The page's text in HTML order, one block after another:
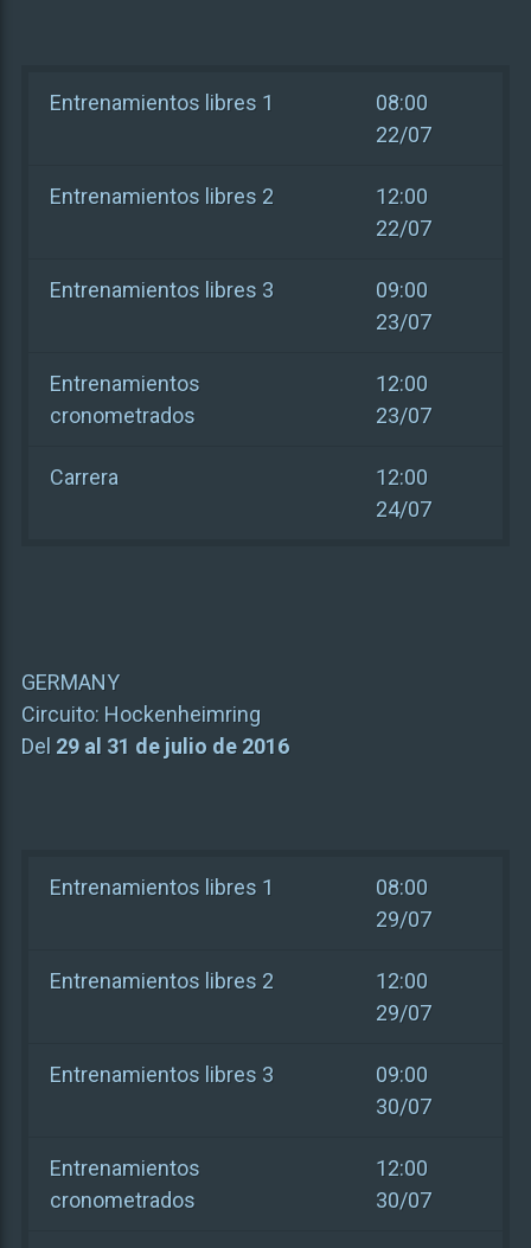
Entrenamientos libres 1
08:00
22/07
Entrenamientos libres 2
12:00
22/07
Entrenamientos libres 3
09:00
23/07
Entrenamientos
cronometrados
12:00
23/07
Carrera
12:00
24/07
GERMANY
Circuito: Hockenheimring
Del 29 al 31 de julio de 2016
Entrenamientos libres 1
08:00
29/07
Entrenamientos libres 2
12:00
29/07
Entrenamientos libres 3
09:00
30/07
Entrenamientos
cronometrados
12:00
30/07